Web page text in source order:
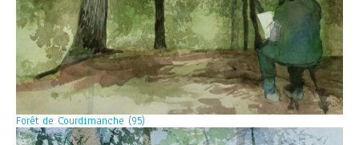
Forêt de Courdimanche (95)